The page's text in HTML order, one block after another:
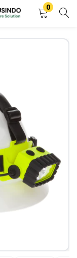
0
REGISTER